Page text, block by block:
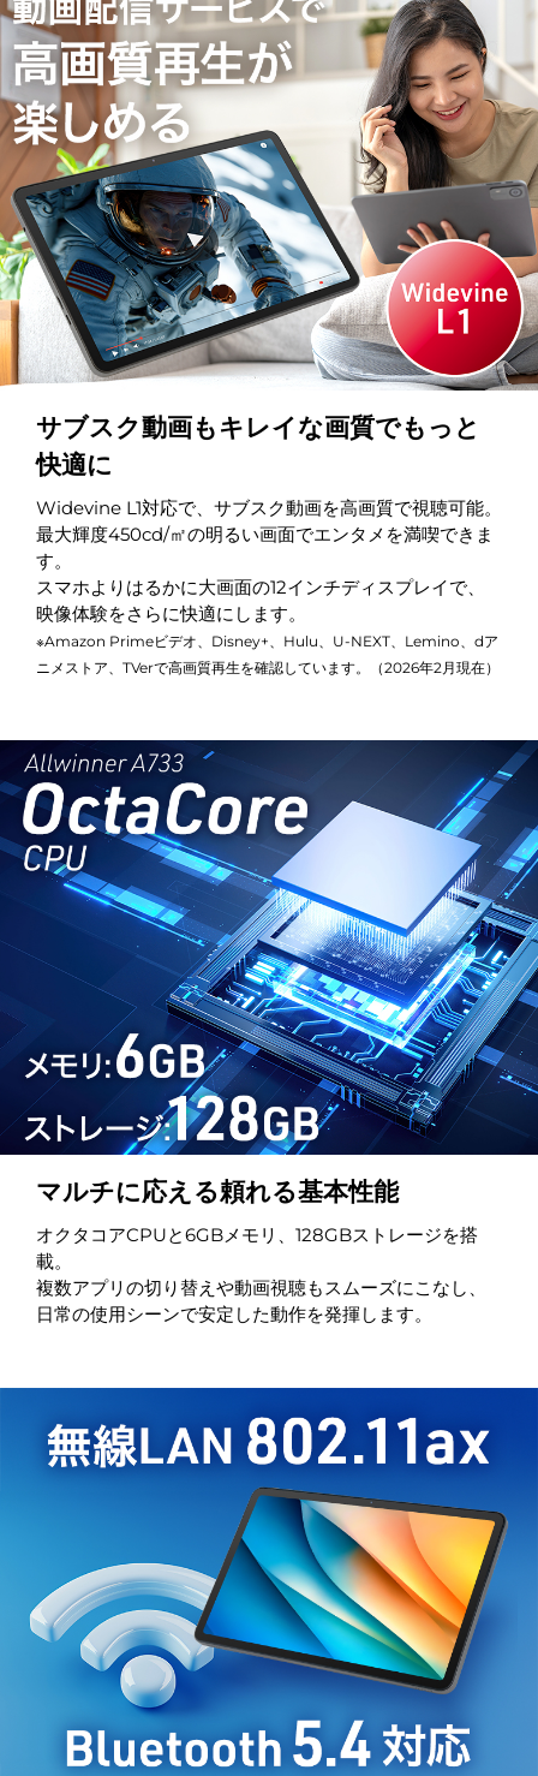
サブスク動画もキレイな画質でもっと
快適に
Widevine L1対応で、サブスク動画を高画質で視聴可能。
最大輝度450cd/㎡の明るい画面でエンタメを満喫できま
す。
スマホよりはるかに大画面の12インチディスプレイで、
映像体験をさらに快適にします。
※Amazon Primeビデオ、Disney+、Hulu、U-NEXT、Lemino、dア
ニメストア、TVerで高画質再生を確認しています。（2026年2月現在）
マルチに応える頼れる基本性能
オクタコアCPUと6GBメモリ、128GBストレージを搭
載。
複数アプリの切り替えや動画視聴もスムーズにこなし、
日常の使用シーンで安定した動作を発揮します。